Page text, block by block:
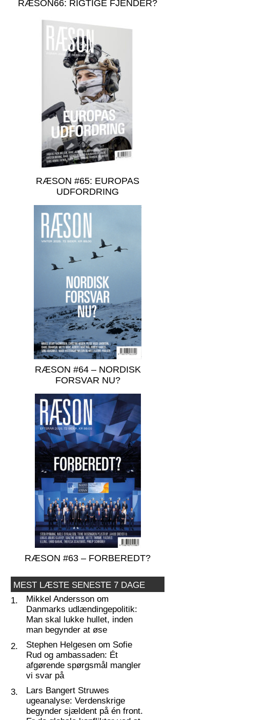
RÆSON66: RIGTIGE FJENDER?
RÆSON #65: EUROPAS
UDFORDRING
RÆSON #64 – NORDISK
FORSVAR NU?
RÆSON #63 – FORBEREDT?
MEST LÆSTE SENESTE 7 DAGE
1.
Mikkel Andersson om
Danmarks udlændingepolitik:
Man skal lukke hullet, inden
man begynder at øse
2.
Stephen Helgesen om Sofie
Rud og ambassaden: Ét
afgørende spørgsmål mangler
vi svar på
3.
Lars Bangert Struwes
ugeanalyse: Verdenskrige
begynder sjældent på én front.